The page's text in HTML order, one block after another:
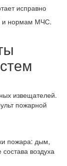
исправно
и нормам МЧС.
извещателей.
пожарной
пожара: дым,
воздуха